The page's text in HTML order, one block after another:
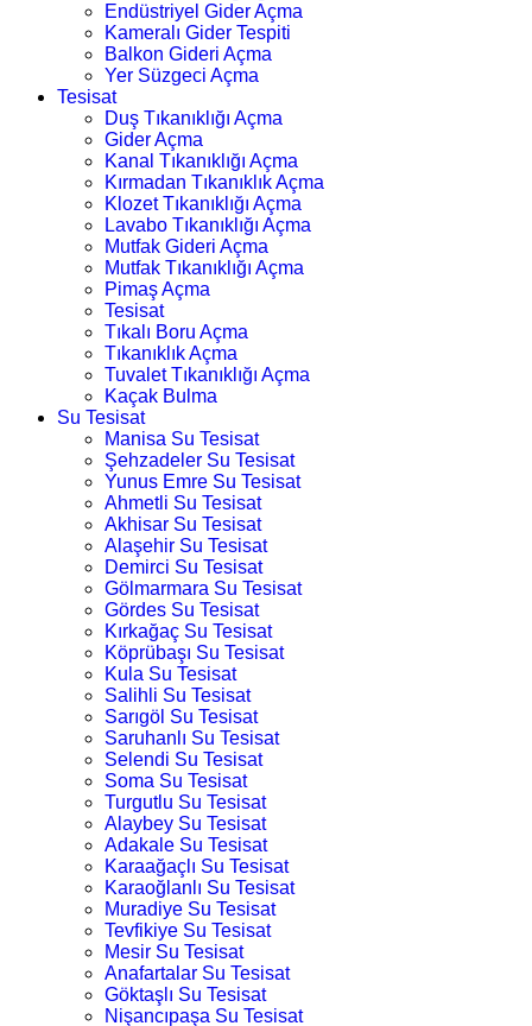
Endüstriyel Gider Açma
Kameralı Gider Tespiti
Balkon Gideri Açma
Yer Süzgeci Açma
Tesisat
Duş Tıkanıklığı Açma
Gider Açma
Kanal Tıkanıklığı Açma
Kırmadan Tıkanıklık Açma
Klozet Tıkanıklığı Açma
Lavabo Tıkanıklığı Açma
Mutfak Gideri Açma
Mutfak Tıkanıklığı Açma
Pimaş Açma
Tesisat
Tıkalı Boru Açma
Tıkanıklık Açma
Tuvalet Tıkanıklığı Açma
Kaçak Bulma
Su Tesisat
Manisa Su Tesisat
Şehzadeler Su Tesisat
Yunus Emre Su Tesisat
Ahmetli Su Tesisat
Akhisar Su Tesisat
Alaşehir Su Tesisat
Demirci Su Tesisat
Gölmarmara Su Tesisat
Gördes Su Tesisat
Kırkağaç Su Tesisat
Köprübaşı Su Tesisat
Kula Su Tesisat
Salihli Su Tesisat
Sarıgöl Su Tesisat
Saruhanlı Su Tesisat
Selendi Su Tesisat
Soma Su Tesisat
Turgutlu Su Tesisat
Alaybey Su Tesisat
Adakale Su Tesisat
Karaağaçlı Su Tesisat
Karaoğlanlı Su Tesisat
Muradiye Su Tesisat
Tevfikiye Su Tesisat
Mesir Su Tesisat
Anafartalar Su Tesisat
Göktaşlı Su Tesisat
Nişancıpaşa Su Tesisat